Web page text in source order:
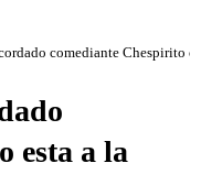
comediante Chespirito
esta a la